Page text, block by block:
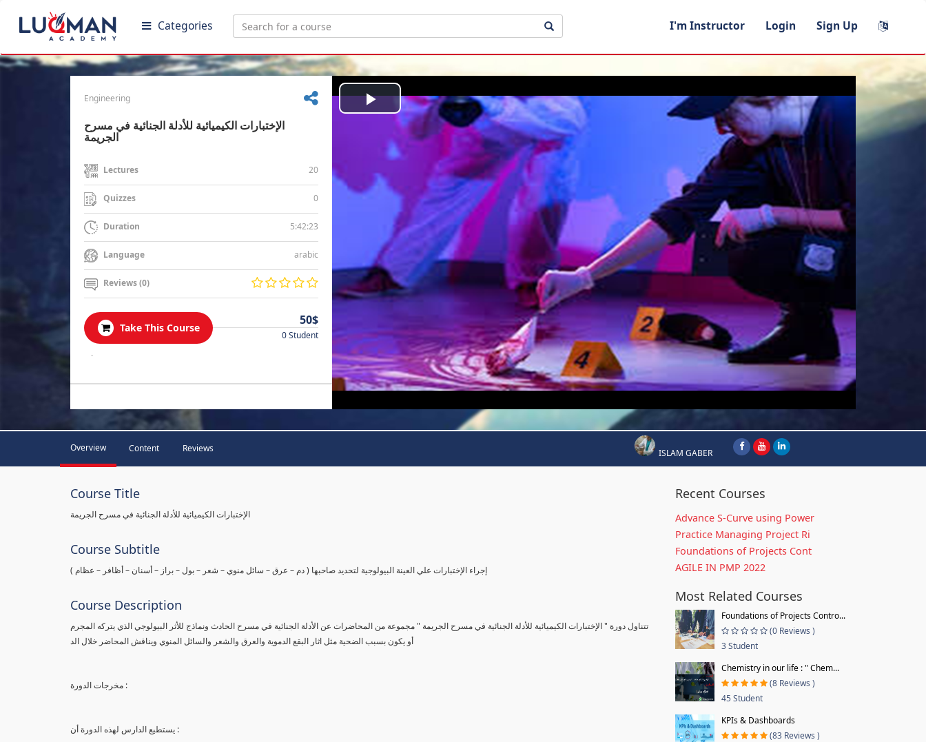
Categories I'm Instructor Login Sign Up
Engineering
الإختبارات الكيميائية للأدلة الجنائية في مسرح
الجريمة
Lectures 20
Quizzes 0
Duration 5:42:23
Language arabic
Reviews (0)
Take This Course
50$
0 Student
.
Play
Video
Overview Content Reviews ISLAM GABER
Course Title
الإختبارات الكيميائية للأدلة الجنائية في مسرح الجريمة
Course Subtitle
( إجراء الإختبارات علي العينة البيولوجية لتحديد صاحبها ( دم – عرق – سائل منوي – شعر – بول – براز – أسنان – أظافر – عظام
Course Description
تتناول دورة " الإختبارات الكيميائية للأدلة الجنائية في مسرح الجريمة " مجموعة من المحاضرات عن الأدلة الجنائية في مسرح الحادث ونماذج للأثر البيولوجي الذي يتركه المجرم
أو يكون بسبب الضحية مثل اثار البقع الدموية والعرق والشعر والسائل المنوي ويناقش المحاضر خلال الد
مخرجات الدورة :
يستطيع الدارس لهذه الدورة أن :
Recent Courses
Advance S-Curve using Power
Practice Managing Project Ri
Foundations of Projects Cont
AGILE IN PMP 2022
Most Related Courses
Foundations of Projects Contro...
(0 Reviews )
3 Student
Chemistry in our life : " Chem...
(8 Reviews )
45 Student
KPIs & Dashboards
(83 Reviews )